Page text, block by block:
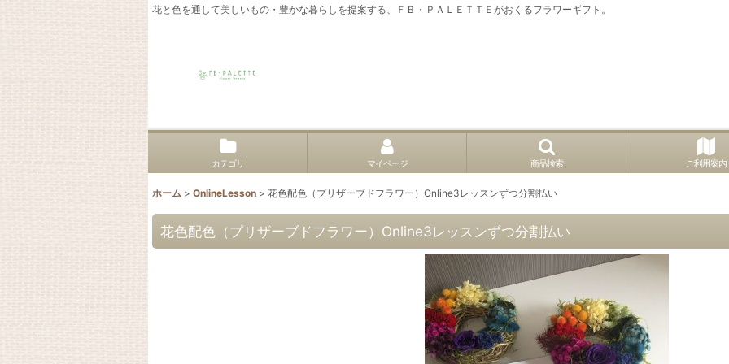
花と色を通して美しいもの・豊かな暮らしを提案する、ＦＢ・ＰＡＬＥＴＴＥがおくるフラワーギフト。
カテゴリ マイページ 商品検索 ご利用案内
ホーム > OnlineLesson > 花色配色（プリザーブドフラワー）Online3レッスンずつ分割払い
花色配色（プリザーブドフラワー）Online3レッスンずつ分割払い